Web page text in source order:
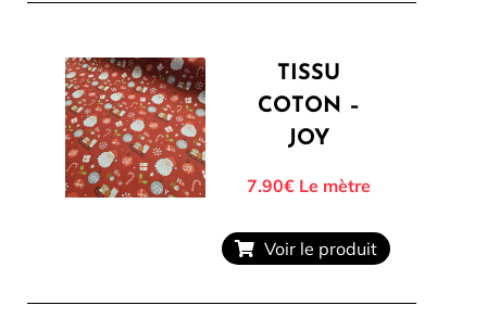
TISSU
COTON –
JOY
7.90€Le mètre
Voir le produit